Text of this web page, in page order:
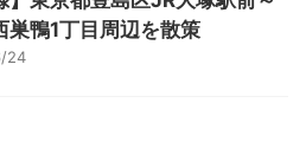
巣鴨1丁目周辺を散策
24